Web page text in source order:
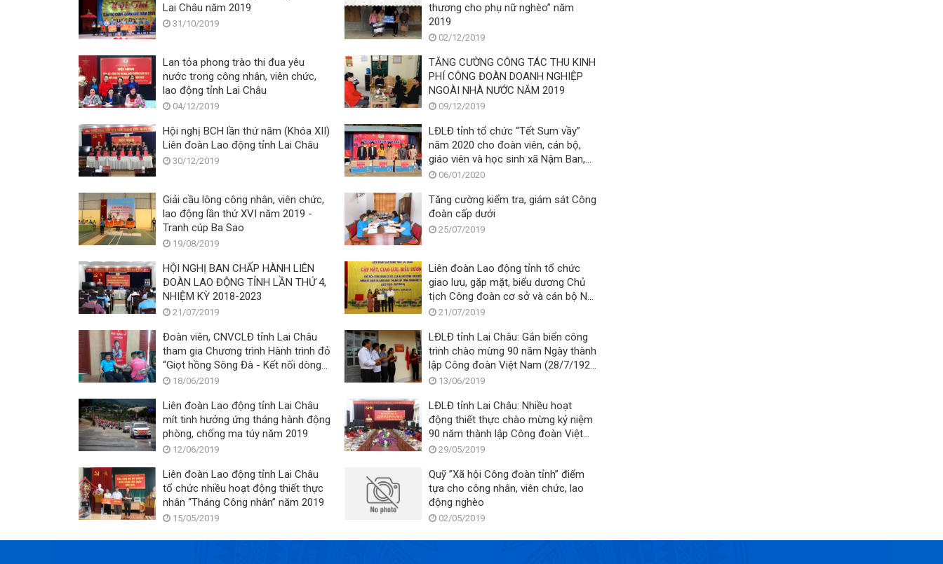
Lai Châu năm 2019
31/10/2019
thương cho phụ nữ nghèo” năm
2019
02/12/2019
Lan tỏa phong trào thi đua yêu
nước trong công nhân, viên chức,
lao động tỉnh Lai Châu
04/12/2019
TĂNG CƯỜNG CÔNG TÁC THU KINH
PHÍ CÔNG ĐOÀN DOANH NGHIỆP
NGOÀI NHÀ NƯỚC NĂM 2019
09/12/2019
Hội nghị BCH lần thứ năm (Khóa XII)
Liên đoàn Lao động tỉnh Lai Châu
30/12/2019
LĐLĐ tỉnh tổ chức “Tết Sum vầy”
năm 2020 cho đoàn viên, cán bộ,
giáo viên và học sinh xã Nậm Ban,
huyện Nậm Nhùn
06/01/2020
Giải cầu lông công nhân, viên chức,
lao động lần thứ XVI năm 2019 -
Tranh cúp Ba Sao
19/08/2019
Tăng cường kiểm tra, giám sát Công
đoàn cấp dưới
25/07/2019
HỘI NGHỊ BAN CHẤP HÀNH LIÊN
ĐOÀN LAO ĐỘNG TỈNH LẦN THỨ 4,
NHIỆM KỲ 2018-2023
21/07/2019
Liên đoàn Lao động tỉnh tổ chức
giao lưu, gặp mặt, biểu dương Chủ
tịch Công đoàn cơ sở và cán bộ Nữ
công tiêu biểu nhân Kỷ niệm 90 năm
(28/7/1929-28/7/2019)
21/07/2019
Đoàn viên, CNVCLĐ tỉnh Lai Châu
tham gia Chương trình Hành trình đỏ
“Giọt hồng Sông Đà - Kết nối dòng
máu Việt” lần thứ II
18/06/2019
LĐLĐ tỉnh Lai Châu: Gắn biển công
trình chào mừng 90 năm Ngày thành
lập Công đoàn Việt Nam (28/7/1929
-28/7/2019)
13/06/2019
Liên đoàn Lao động tỉnh Lai Châu
mít tinh hưởng ứng tháng hành động
phòng, chống ma túy năm 2019
12/06/2019
LĐLĐ tỉnh Lai Châu: Nhiều hoạt
động thiết thực chào mừng kỷ niệm
90 năm thành lập Công đoàn Việt
Nam29/05/2019
Liên đoàn Lao động tỉnh Lai Châu
tổ chức nhiều hoạt động thiết thực
nhân “Tháng Công nhân” năm 2019
15/05/2019
Quỹ ”Xã hội Công đoàn tỉnh” điểm
tựa cho công nhân, viên chức, lao
động nghèo
02/05/2019